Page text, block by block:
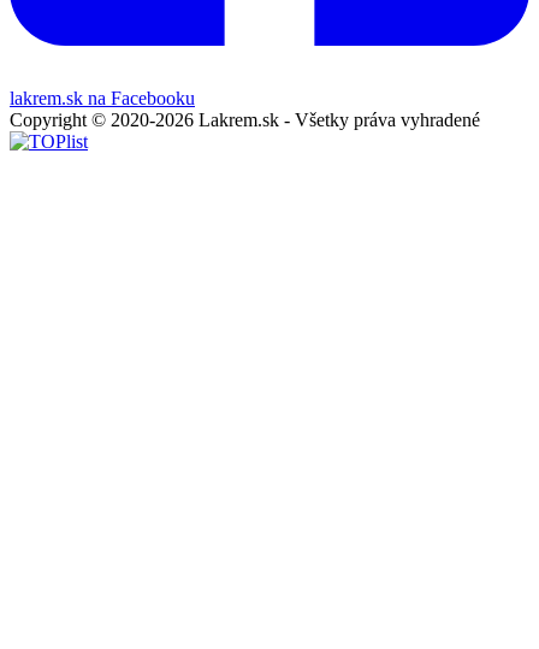
lakrem.sk na Facebooku
Copyright © 2020-2026 Lakrem.sk - Všetky práva vyhradené